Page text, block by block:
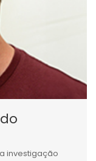
investigação